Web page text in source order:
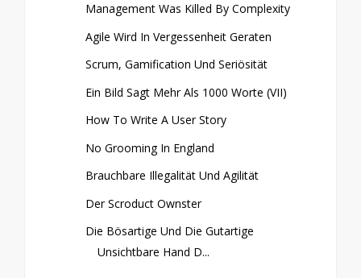
Management Was Killed By Complexity
Agile Wird In Vergessenheit Geraten
Scrum, Gamification Und Seriösität
Ein Bild Sagt Mehr Als 1000 Worte (VII)
How To Write A User Story
No Grooming In England
Brauchbare Illegalität Und Agilität
Der Scroduct Ownster
Die Bösartige Und Die Gutartige
Unsichtbare Hand D...